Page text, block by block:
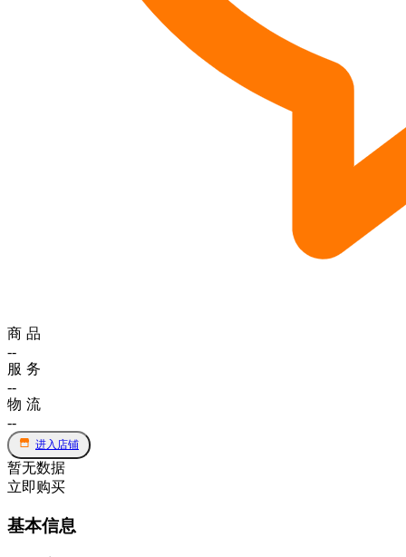
商品
--
服务
--
物流
--
进入店铺
暂无数据
立即购买
基本信息